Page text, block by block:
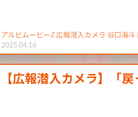
アルビムービーZ 広報潜入カメラ 谷口海斗
2025.04.16
【広報潜入カメラ】「